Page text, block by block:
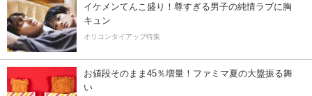
イケメンてんこ盛り！尊すぎる男子の純情ラブに胸
キュン
オリコンタイアップ特集
お値段そのまま45％増量！ファミマ夏の大盤振る舞
い